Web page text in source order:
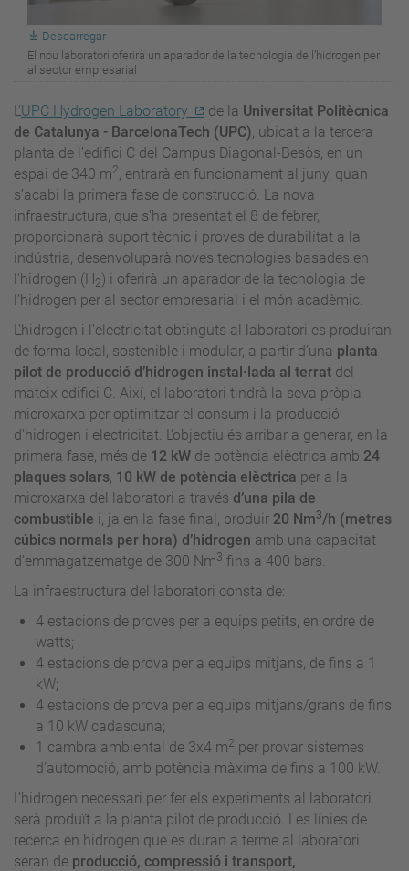
Descarregar
El nou laboratori oferirà un aparador de la tecnologia de l’hidrogen per
al sector empresarial
L'UPC Hydrogen Laboratory de la Universitat Politècnica
de Catalunya - BarcelonaTech (UPC) , ubicat a la tercera
planta de l’edifici C del Campus Diagonal-Besòs, en un
espai de 340 m2
, entrarà en funcionament al juny, quan
s’acabi la primera fase de construcció. La nova
infraestructura, que s'ha presentat el 8 de febrer,
proporcionarà suport tècnic i proves de durabilitat a la
indústria, desenvoluparà noves tecnologies basades en
l'hidrogen (H2) i oferirà un aparador de la tecnologia de
l’hidrogen per al sector empresarial i el món acadèmic.
L'hidrogen i l'electricitat obtinguts al laboratori es produiran
de forma local, sostenible i modular, a partir d’una planta
pilot de producció d’hidrogen instal·lada al terrat del
mateix edifici C. Així, el laboratori tindrà la seva pròpia
microxarxa per optimitzar el consum i la producció
d'hidrogen i electricitat. L’objectiu és arribar a generar, en la
primera fase, més de 12 kW de potència elèctrica amb 24
plaques solars 10 kW de potència elèctrica per a la
microxarxa del laboratori a través d’una pila de
combustible i, ja en la fase final, produir 20 Nm3/h (metres
cúbics normals per hora) d’hidrogen amb una capacitat
d’emmagatzematge de 300 Nm3 fins a 400 bars.
La infraestructura del laboratori consta de:
4 estacions de proves per a equips petits, en ordre de
watts;
4 estacions de prova per a equips mitjans, de fins a 1
kW;
4 estacions de prova per a equips mitjans/grans de fins
a 10 kW cadascuna;
1 cambra ambiental de 3x4 m2 per provar sistemes
d'automoció, amb potència màxima de fins a 100 kW.
L’hidrogen necessari per fer els experiments al laboratori
serà produït a la planta pilot de producció. Les línies de
recerca en hidrogen que es duran a terme al laboratori
seran de producció, compressió i transport,